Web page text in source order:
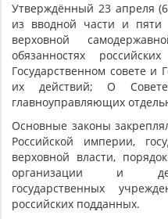
Утверждённый 23 апреля
из вводной части и пяти
верховной
обязанностях
Государственном cовете и
их действий; О
главноуправляющих
Основные законы
Российской империи,
верховной власти,
организации и
государственных
российских подданных.